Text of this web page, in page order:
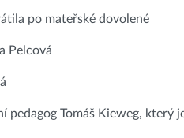
po mateřské dovolené
Pelcová
pedagog Tomáš Kieweg,